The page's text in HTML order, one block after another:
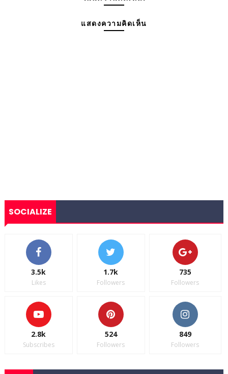
แสดงความคิดเห็น
SOCIALIZE
3.5k
Likes
1.7k
Followers
735
Followers
2.8k
Subscribes
524
Followers
849
Followers